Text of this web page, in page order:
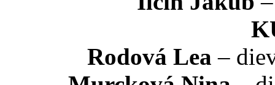
Rodová Lea –